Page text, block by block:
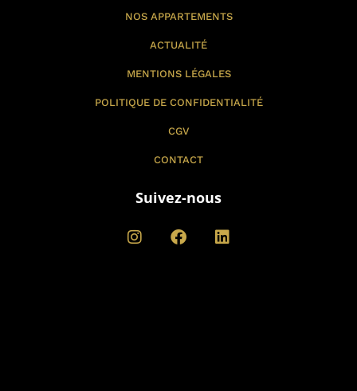
NOS APPARTEMENTS
ACTUALITÉ
MENTIONS LÉGALES
POLITIQUE DE CONFIDENTIALITÉ
CGV
CONTACT
Suivez-nous